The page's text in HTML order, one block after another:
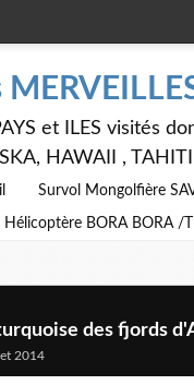
et ILES visités
HAWAII ,
Survol Mongolfière
Hélicoptère BORA BORA /
des fjords
2014